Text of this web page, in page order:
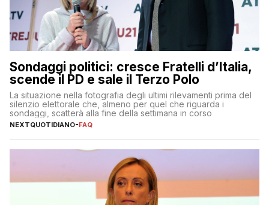
Sondaggi politici: cresce Fratelli d’Italia,
scende il PD e sale il Terzo Polo
La situazione nella fotografia degli ultimi rilevamenti prima del
silenzio elettorale che, almeno per quel che riguarda i
sondaggi, scatterà alla fine della settimana in corso
NEXTQUOTIDIANO-FAQ